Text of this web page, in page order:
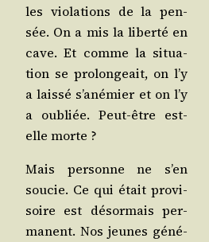
les vio­la­tions de la pen­
sée. On a mis la liber­té en
cave. Et comme la situa­
tion se pro­lon­geait, on l’y
a lais­sé s’a­né­mier et on l’y
a oubliée. Peut-être est-
elle morte ?
Mais per­sonne ne s’en
sou­cie. Ce qui était pro­vi­
soire est désor­mais per­
ma­nent. Nos jeunes géné­